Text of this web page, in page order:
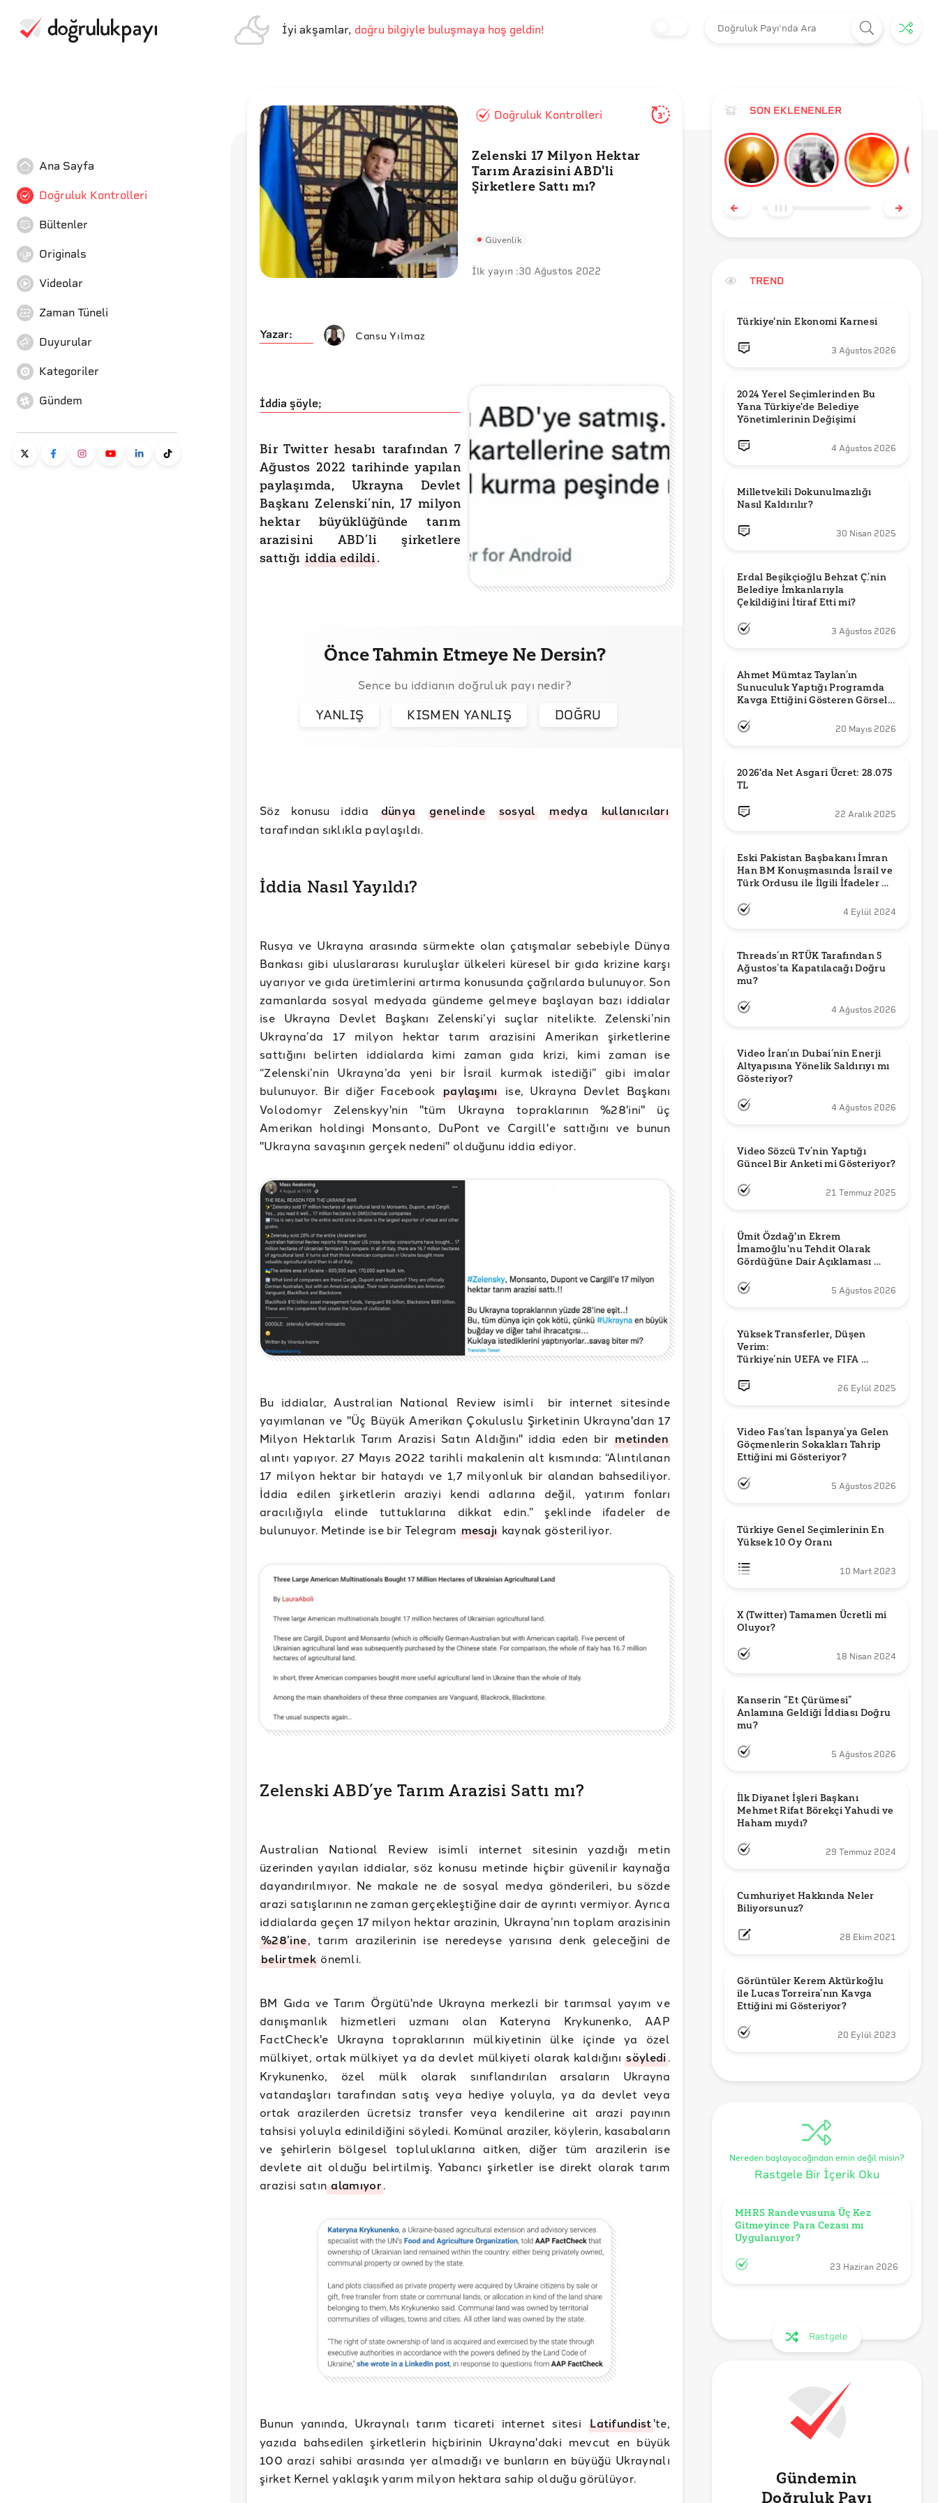
İyi akşamlar, doğru bilgiyle buluşmaya hoş geldin!
Ana Sayfa
Doğruluk Kontrolleri
Bültenler
Originals
Videolar
Zaman Tüneli
Duyurular
Kategoriler
Gündem
Doğruluk Kontrolleri 3'
Zelenski 17 Milyon Hektar
Tarım Arazisini ABD'li
Şirketlere Sattı mı?
Güvenlik
İlk yayın :30 Ağustos 2022
Yazar: Cansu Yılmaz
İddia şöyle;
Bir Twitter hesabı tarafından 7
Ağustos 2022 tarihinde yapılan
paylaşımda, Ukrayna Devlet
Başkanı Zelenski’nin, 17 milyon
hektar büyüklüğünde tarım
arazisini ABD’li şirketlere
sattığı iddia edildi.
Önce Tahmin Etmeye Ne Dersin?
Sence bu iddianın doğruluk payı nedir?
YANLIŞ KISMEN YANLIŞ DOĞRU
Söz konusu iddia dünya genelinde sosyal medya kullanıcıları
tarafından sıklıkla paylaşıldı.
İddia Nasıl Yayıldı?
Rusya ve Ukrayna arasında sürmekte olan çatışmalar sebebiyle Dünya
Bankası gibi uluslararası kuruluşlar ülkeleri küresel bir gıda krizine karşı
uyarıyor ve gıda üretimlerini artırma konusunda çağrılarda bulunuyor. Son
zamanlarda sosyal medyada gündeme gelmeye başlayan bazı iddialar
ise Ukrayna Devlet Başkanı Zelenski’yi suçlar nitelikte. Zelenski’nin
Ukrayna’da 17 milyon hektar tarım arazisini Amerikan şirketlerine
sattığını belirten iddialarda kimi zaman gıda krizi, kimi zaman ise
“Zelenski’nin Ukrayna’da yeni bir İsrail kurmak istediği” gibi imalar
bulunuyor. Bir diğer Facebook paylaşımıise, Ukrayna Devlet Başkanı
Volodomyr Zelenskyy'nin "tüm Ukrayna topraklarının %28'ini" üç
Amerikan holdingi Monsanto, DuPont ve Cargill'e sattığını ve bunun
"Ukrayna savaşının gerçek nedeni" olduğunu iddia ediyor.
Bu iddialar, Australian National Review isimli bir internet sitesinde
yayımlanan ve "Üç Büyük Amerikan Çokuluslu Şirketinin Ukrayna'dan 17
Milyon Hektarlık Tarım Arazisi Satın Aldığını" iddia eden birmetinden
alıntı yapıyor. 27 Mayıs 2022 tarihli makalenin alt kısmında: “Alıntılanan
17 milyon hektar bir hataydı ve 1,7 milyonluk bir alandan bahsediliyor.
İddia edilen şirketlerin araziyi kendi adlarına değil, yatırım fonları
aracılığıyla elinde tuttuklarına dikkat edin.” şeklinde ifadeler de
bulunuyor. Metinde ise bir Telegram mesajı kaynak gösteriliyor.
Zelenski ABD’ye Tarım Arazisi Sattı mı?
Australian National Review isimli internet sitesinin yazdığı metin
üzerinden yayılan iddialar, söz konusu metinde hiçbir güvenilir kaynağa
dayandırılmıyor. Ne makale ne de sosyal medya gönderileri, bu sözde
arazi satışlarının ne zaman gerçekleştiğine dair de ayrıntı vermiyor. Ayrıca
iddialarda geçen 17 milyon hektar arazinin, Ukrayna’nın toplam arazisinin
%28’ine, tarım arazilerinin ise neredeyse yarısına denk geleceğini de
belirtmekönemli.
BM Gıda ve Tarım Örgütü'nde Ukrayna merkezli bir tarımsal yayım ve
danışmanlık hizmetleri uzmanı olan Kateryna Krykunenko, AAP
FactCheck'e Ukrayna topraklarının mülkiyetinin ülke içinde ya özel
mülkiyet, ortak mülkiyet ya da devlet mülkiyeti olarak kaldığınısöyledi.
Krykunenko, özel mülk olarak sınıflandırılan arsaların Ukrayna
vatandaşları tarafından satış veya hediye yoluyla, ya da devlet veya
ortak arazilerden ücretsiz transfer veya kendilerine ait arazi payının
tahsisi yoluyla edinildiğini söyledi. Komünal araziler, köylerin, kasabaların
ve şehirlerin bölgesel topluluklarına aitken, diğer tüm arazilerin ise
devlete ait olduğu belirtilmiş. Yabancı şirketler ise direkt olarak tarım
arazisi satınalamıyor.
Bunun yanında, Ukraynalı tarım ticareti internet sitesiLatifundist'te,
yazıda bahsedilen şirketlerin hiçbirinin Ukrayna'daki mevcut en büyük
100 arazi sahibi arasında yer almadığı ve bunların en büyüğü Ukraynalı
şirket Kernel yaklaşık yarım milyon hektara sahip olduğu görülüyor.
SON EKLENENLER
TREND
Türkiye'nin Ekonomi Karnesi
3 Ağustos 2026
2024 Yerel Seçimlerinden Bu
Yana Türkiye'de Belediye
Yönetimlerinin Değişimi
4 Ağustos 2026
Milletvekili Dokunulmazlığı
Nasıl Kaldırılır?
30 Nisan 2025
Erdal Beşikçioğlu Behzat Ç.’nin
Belediye İmkanlarıyla
3 Ağustos 2026
Ahmet Mümtaz Taylan’ın
Sunuculuk Yaptığı Programda
Kavga Ettiğini Gösteren Görsel
20 Mayıs 2026
2026'da Net Asgari Ücret: 28.075
TL
22 Aralık 2025
Eski Pakistan Başbakanı İmran
Han BM Konuşmasında İsrail ve
Türk Ordusu ile İlgili İfadeler mi
4 Eylül 2024
Threads’ın RTÜK Tarafından 5
Ağustos’ta Kapatılacağı Doğru
mu?
4 Ağustos 2026
Video İran’ın Dubai’nin Enerji
Altyapısına Yönelik Saldırıyı mı
Gösteriyor?
4 Ağustos 2026
Video Sözcü Tv’nin Yaptığı
Güncel Bir Anketi mi Gösteriyor?
21 Temmuz 2025
Ümit Özdağ'ın Ekrem
İmamoğlu'nu Tehdit Olarak
Gördüğüne Dair Açıklaması
5 Ağustos 2026
Yüksek Transferler, Düşen
Verim:
Türkiye’nin UEFA ve FIFA
26 Eylül 2025
Video Fas’tan İspanya’ya Gelen
Göçmenlerin Sokakları Tahrip
Ettiğini mi Gösteriyor?
5 Ağustos 2026
Türkiye Genel Seçimlerinin En
Yüksek 10 Oy Oranı
10 Mart 2023
X (Twitter) Tamamen Ücretli mi
Oluyor?
18 Nisan 2024
Kanserin “Et Çürümesi”
Anlamına Geldiği İddiası Doğru
mu?
5 Ağustos 2026
İlk Diyanet İşleri Başkanı
Mehmet Rifat Börekçi Yahudi ve
Haham mıydı?
29 Temmuz 2024
Cumhuriyet Hakkında Neler
Biliyorsunuz?
28 Ekim 2021
Görüntüler Kerem Aktürkoğlu
ile Lucas Torreira’nın Kavga
Ettiğini mi Gösteriyor?
20 Eylül 2023
Nereden başlayacağından emin değil misin?
Rastgele Bir İçerik Oku
MHRS Randevusuna Üç Kez
Gitmeyince Para Cezası mı
Uygulanıyor?
23 Haziran 2026
Rastgele
Gündemin
Doğruluk Payı